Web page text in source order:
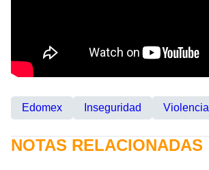
Edomex Inseguridad Violencia
NOTAS RELACIONADAS